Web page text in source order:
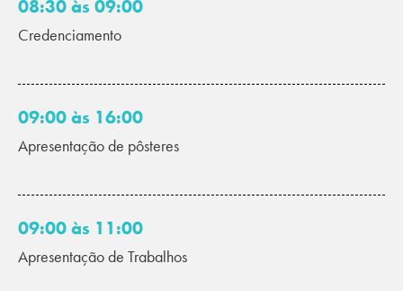
08:30 às 09:00
Credenciamento
09:00 às 16:00
Apresentação de pôsteres
09:00 às 11:00
Apresentação de Trabalhos